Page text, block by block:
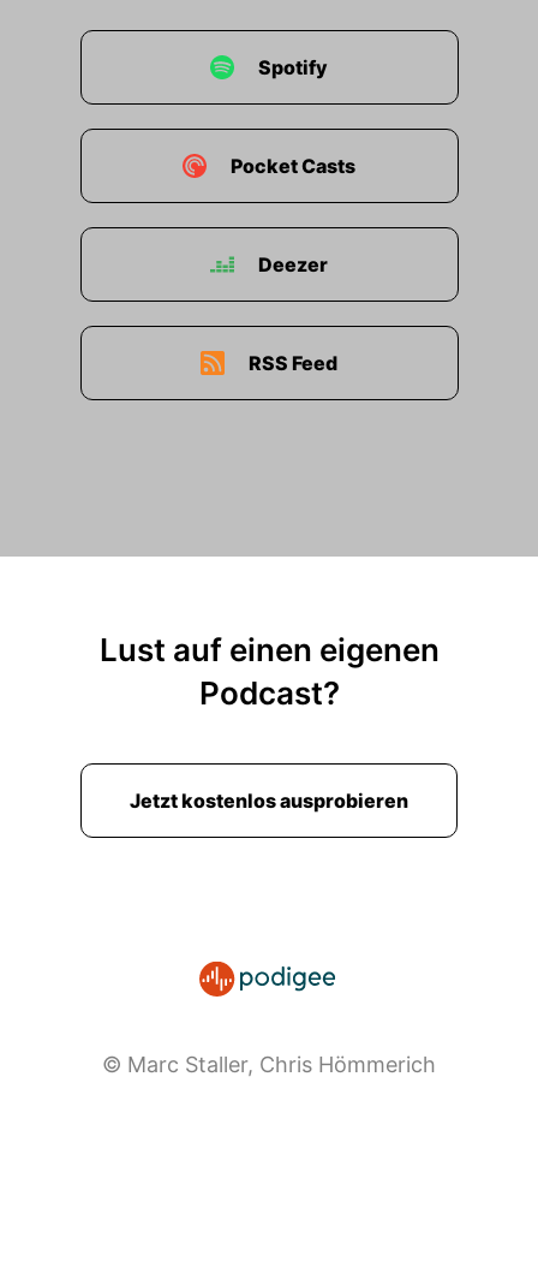
Spotify
Pocket Casts
Deezer
RSS Feed
Lust auf einen eigenen
Podcast?
Jetzt kostenlos ausprobieren
© Marc Staller, Chris Hömmerich